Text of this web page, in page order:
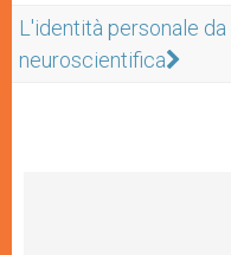
L'identità personale
neuroscientifica